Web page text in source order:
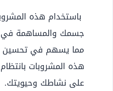
باستخدام هذه
جسمك والمساهمة في
مما يسهم في تحسين
هذه المشروبات
على نشاطك وحيويتك.